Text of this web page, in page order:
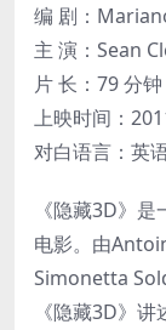
编 剧：
主 演：Sean
片 长：79 分钟
上映时间：
对白语言：英
《隐藏3D》
电影。由
Simonetta
《隐藏3D》